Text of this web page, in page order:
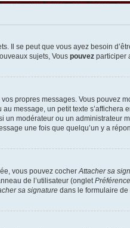
Il se peut que vous ayez besoin
sujets, Vous pouvez participer
propres messages. Vous
message, un petit texte s’affichera
un modérateur ou un
une fois que quelqu’un y a
vous pouvez cocher Attacher sa
de l’utilisateur (onglet
sa signature dans le formulaire de